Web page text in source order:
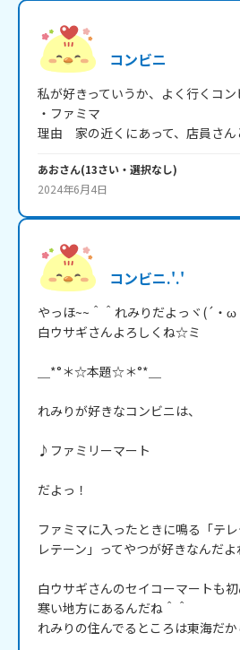
コンビニ
私が好きっていうか、よく行くコン
・ファミマ
理由　家の近くにあって、店員さ
あおさん(13さい・ 選択なし)
2024年6月4日
コンビニ.'.'
やっほ~~＾＾れみりだよっヾ(´・
白ウサギさんよろしくね☆ミ
＿*°＊☆本題☆＊°*＿
れみりが好きなコンビニは、
♪ファミリーマート
だよっ！
ファミマに入ったときに鳴る「テ
レテーン」ってやつが好きなんだ
白ウサギさんのセイコーマートも初
寒い地方にあるんだね＾＾
れみりの住んでるところは東海だ